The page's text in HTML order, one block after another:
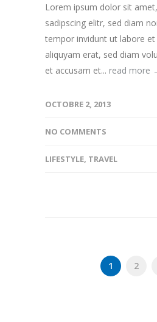
Lorem ipsum dolor sit
sadipscing elitr, sed diam
tempor invidunt ut labore
aliquyam erat, sed diam
et accusam et... read more
OCTOBRE 2, 2013
NO COMMENTS
LIFESTYLE, TRAVEL
1 2